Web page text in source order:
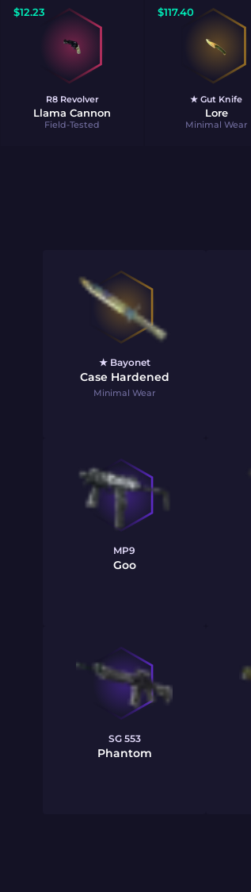
$12.23
R8 Revolver
Llama Cannon
Field-Tested
$117.40
★ Gut Knife
Lore
Minimal Wear
★ Bayonet
Case Hardened
Minimal Wear
MP9
Goo
SG 553
Phantom